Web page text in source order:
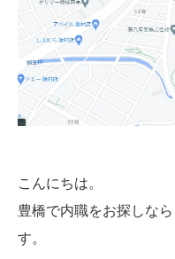
こんにちは。
豊橋で内職をお探しな
す。